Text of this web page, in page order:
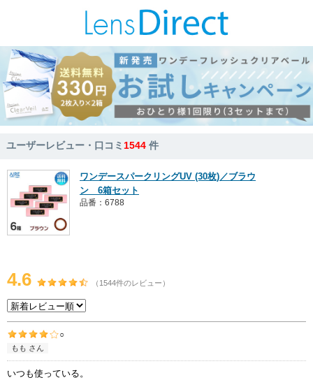
ユーザーレビュー・口コミ1544 件
ワンデースパークリングUV (30枚)／ブラウ
ン 6箱セット
品番：6788
4.6 （1544件のレビュー）
○
もも さん
いつも使っている。